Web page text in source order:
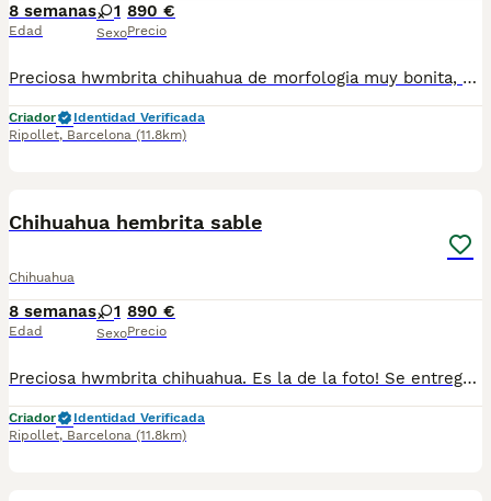
8 semanas
Edad
1
Sexo
890 €
Precio
Preciosa hwmbrita chihuahua de morfologia muy bonita, se entrega con toda documentacion al dia , vacunas y chip . Es la de las fotos. Atiendo WhatsApp 630714585 y llamadas
Criador
Identidad Verificada
Ripollet, Barcelona (11.8km)
Chihuahua hembrita sable
Chihuahua
8 semanas
Edad
1
Sexo
890 €
Precio
Preciosa hwmbrita chihuahua. Es la de la foto! Se entregara con vacunas y chip. Para mas información atiendo WhatsApp y telef 630714585
Criador
Identidad Verificada
Ripollet, Barcelona (11.8km)